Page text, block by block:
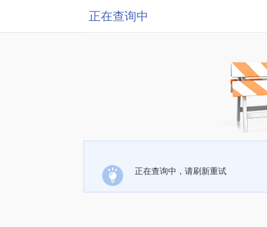
正在查询中
正在查询中，请刷新重试